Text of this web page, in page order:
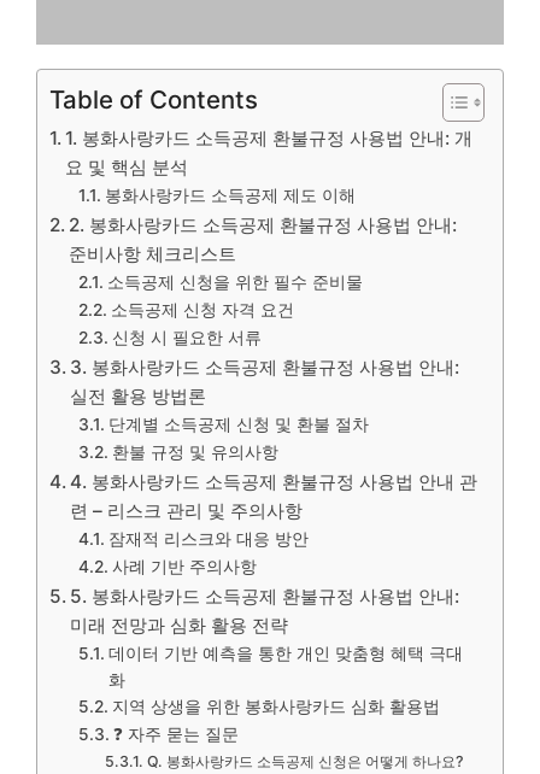
Table of Contents
1. 봉화사랑카드 소득공제 환불규정 사용법 안내: 개
요 및 핵심 분석
봉화사랑카드 소득공제 제도 이해
2. 봉화사랑카드 소득공제 환불규정 사용법 안내:
준비사항 체크리스트
소득공제 신청을 위한 필수 준비물
소득공제 신청 자격 요건
신청 시 필요한 서류
3. 봉화사랑카드 소득공제 환불규정 사용법 안내:
실전 활용 방법론
단계별 소득공제 신청 및 환불 절차
환불 규정 및 유의사항
4. 봉화사랑카드 소득공제 환불규정 사용법 안내 관
련 – 리스크 관리 및 주의사항
잠재적 리스크와 대응 방안
사례 기반 주의사항
5. 봉화사랑카드 소득공제 환불규정 사용법 안내:
미래 전망과 심화 활용 전략
데이터 기반 예측을 통한 개인 맞춤형 혜택 극대
화
지역 상생을 위한 봉화사랑카드 심화 활용법
❓ 자주 묻는 질문
Q. 봉화사랑카드 소득공제 신청은 어떻게 하나요?